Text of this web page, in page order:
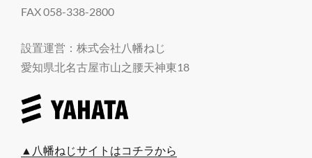
ン
FAX 058-338-2800
設置運営：株式会社八幡ねじ
愛知県北名古屋市山之腰天神東18
▲八幡ねじサイトはコチラから